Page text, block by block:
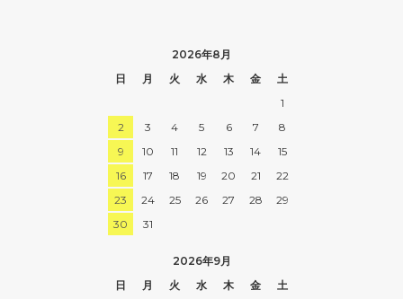
2026年8月
日
月 火 水 木 金
土
1
2
3 4 5 6 7
8
9
10 11 12 13 14
15
16
17 18 19 20 21
22
23
24 25 26 27 28
29
30
31
2026年9月
日
月 火 水 木 金
土